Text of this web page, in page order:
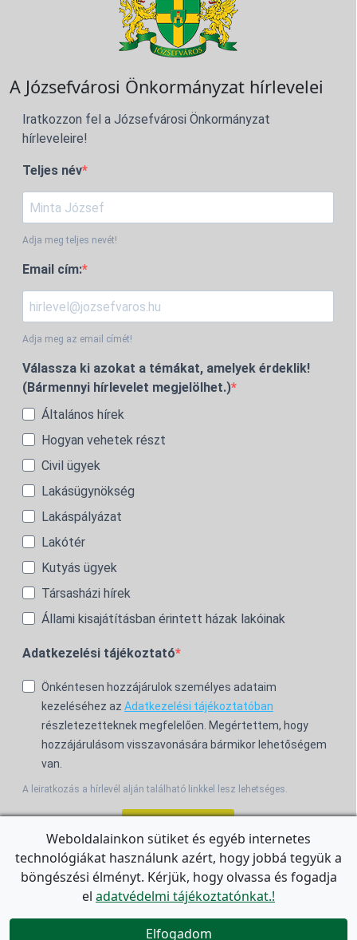
A Józsefvárosi Önkormányzat hírlevelei
Iratkozzon fel a Józsefvárosi Önkormányzat
hírleveleire!
Teljes név
Adja meg teljes nevét!
Email cím:
Adja meg az email címét!
Válassza ki azokat a témákat, amelyek érdeklik!
(Bármennyi hírlevelet megjelölhet.)
Általános hírek
Hogyan vehetek részt
Civil ügyek
Lakásügynökség
Lakáspályázat
Lakótér
Kutyás ügyek
Társasházi hírek
Állami kisajátításban érintett házak lakóinak
Adatkezelési tájékoztató
Önkéntesen hozzájárulok személyes adataim
kezeléséhez az Adatkezelési tájékoztatóban
részletezetteknek megfelelően. Megértettem, hogy
hozzájárulásom visszavonására bármikor lehetőségem
van.
A leiratkozás a hírlevél alján található linkkel lesz lehetséges.
For the English Newsletter, clickHERE.

Weboldalainkon sütiket és egyéb internetes
technológiákat használunk azért, hogy jobbá tegyük a
böngészési élményt. Kérjük, hogy olvassa és fogadja
el adatvédelmi tájékoztatónkat.!
Elfogadom